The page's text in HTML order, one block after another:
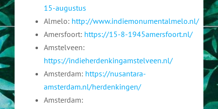
15-augustus
Almelo: http://www.indiemonumentalmelo.nl/
Amersfoort: https://15-8-1945amersfoort.nl/
Amstelveen:
https://indieherdenkingamstelveen.nl/
Amsterdam: https://nusantara-
amsterdam.nl/herdenkingen/
Amsterdam: